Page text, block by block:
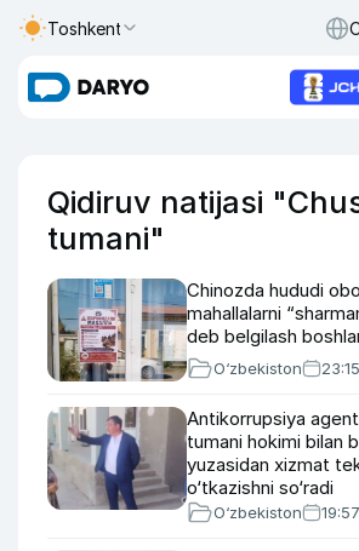
Toshkent
Qidiruv natijasi
tumani"
Chinozda hududi
mahallalarni
deb belgilash
O‘zbekiston
Antikorrupsiya
tumani hokimi bilan
yuzasidan xizmat
o‘tkazishni so‘radi
O‘zbekiston